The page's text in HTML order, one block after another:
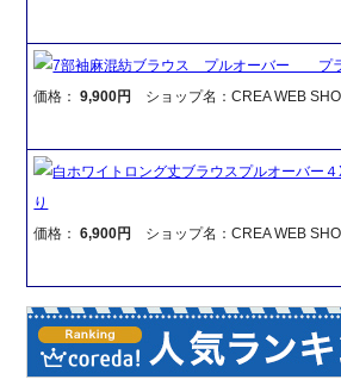
7部袖麻混紡ブラウス プルオーバー プラ
価格：9,900円 ショップ名：CREA WEB
白ホワイトロング丈ブラウスプルオーバー
り
価格：6,900円 ショップ名：CREA WEB